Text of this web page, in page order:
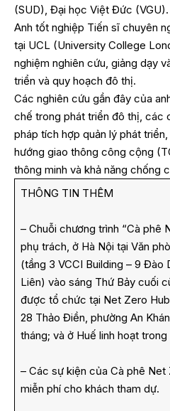
(SUD), Đại học Việt Đức (VGU).
Anh tốt nghiệp Tiến sĩ chuyên
tại UCL (University College
nghiệm nghiên cứu, giảng dạy
triển và quy hoạch đô thị.
Các nghiên cứu gần đây của
chế trong phát triển đô thị, các
pháp tích hợp quản lý phát
hướng giao thông công cộng
thông minh và khả năng chống
THÔNG TIN THÊM
– Chuỗi chương trình “Cà phê
phụ trách, ở Hà Nội tại Văn
(tầng 3 VCCI Building – 9 Đào
Liên) vào sáng Thứ Bảy cuối
được tổ chức tại Net Zero
28 Thảo Điền, phường An
tháng; và ở Huế linh hoạt trong
– Các sự kiện của Cà phê Net
miễn phí cho khách tham dự.